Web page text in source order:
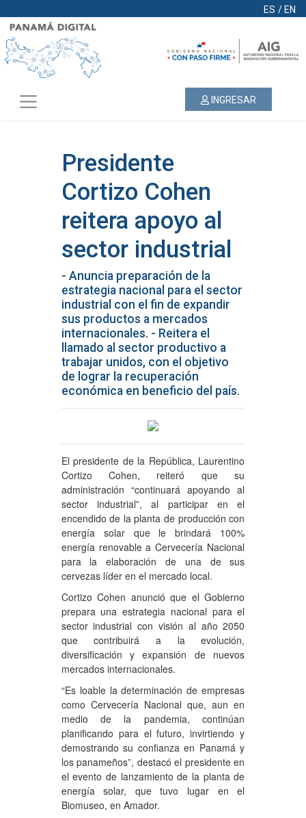
ES / EN
INGRESAR
Presidente
Cortizo Cohen
reitera apoyo al
sector industrial
- Anuncia preparación de la
estrategia nacional para el sector
industrial con el fin de expandir
sus productos a mercados
internacionales. - Reitera el
llamado al sector productivo a
trabajar unidos, con el objetivo
de lograr la recuperación
económica en beneficio del país.
El presidente de la República, Laurentino
Cortizo Cohen, reiteró que su
administración “continuará apoyando al
sector industrial”, al participar en el
encendido de la planta de producción con
energía solar que le brindará 100%
energía renovable a Cervecería Nacional
para la elaboración de una de sus
cervezas líder en el mercado local.
Cortizo Cohen anunció que el Gobierno
prepara una estrategia nacional para el
sector industrial con visión al año 2050
que contribuirá a la evolución,
diversificación y expansión de nuevos
mercados internacionales.
“Es loable la determinación de empresas
como Cervecería Nacional que, aun en
medio de la pandemia, continúan
planificando para el futuro, invirtiendo y
demostrando su confianza en Panamá y
los panameños”, destacó el presidente en
el evento de lanzamiento de la planta de
energía solar, que tuvo lugar en el
Biomuseo, en Amador.